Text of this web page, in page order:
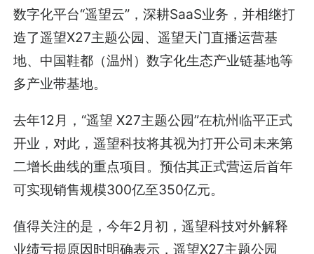
数字化平台“遥望云”，深耕SaaS业务，并相继打
造了遥望X27主题公园、遥望天门直播运营基
地、中国鞋都（温州）数字化生态产业链基地等
多产业带基地。
去年12月，“遥望 X27主题公园”在杭州临平正式
开业，对此，遥望科技将其视为打开公司未来第
二增长曲线的重点项目。预估其正式营运后首年
可实现销售规模300亿至350亿元。
值得关注的是，今年2月初，遥望科技对外解释
业绩亏损原因时明确表示，遥望X27主题公园